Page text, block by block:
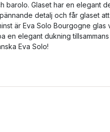
barolo. Glaset har en elegant
detalj och får glaset
är Eva Solo Bourgogne
en elegant dukning
Eva Solo!